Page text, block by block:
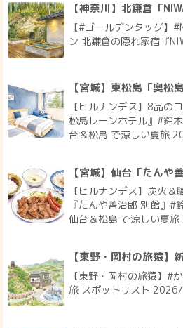
【神奈川】北鎌倉「
【#ゴールデンタッグ】
ン 北鎌倉の隠れ家宿『
【宮城】東松島「奥松
【ヒルナンデス】8品の
松島レーンホテル』#鈴
台＆松島 で涼しい夏旅
【宮城】仙台「たんや
【ヒルナンデス】炭火
『たんや善治郎 別館』#
仙台＆松島 で涼しい夏
【東野・岡村の旅猿】
【東野・岡村の旅猿】#
旅 スポットリスト